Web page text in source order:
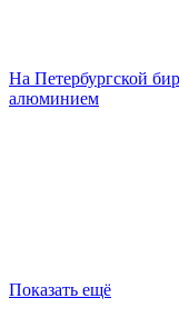
На Петербургской
алюминием
Показать ещё